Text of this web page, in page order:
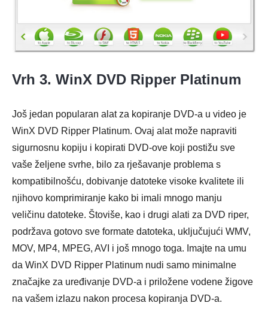
Vrh 3. WinX DVD Ripper Platinum
Još jedan popularan alat za kopiranje DVD-a u video je
WinX DVD Ripper Platinum. Ovaj alat može napraviti
sigurnosnu kopiju i kopirati DVD-ove koji postižu sve
vaše željene svrhe, bilo za rješavanje problema s
kompatibilnošću, dobivanje datoteke visoke kvalitete ili
njihovo komprimiranje kako bi imali mnogo manju
veličinu datoteke. Štoviše, kao i drugi alati za DVD riper,
podržava gotovo sve formate datoteka, uključujući WMV,
MOV, MP4, MPEG, AVI i još mnogo toga. Imajte na umu
da WinX DVD Ripper Platinum nudi samo minimalne
značajke za uređivanje DVD-a i priložene vodene žigove
na vašem izlazu nakon procesa kopiranja DVD-a.